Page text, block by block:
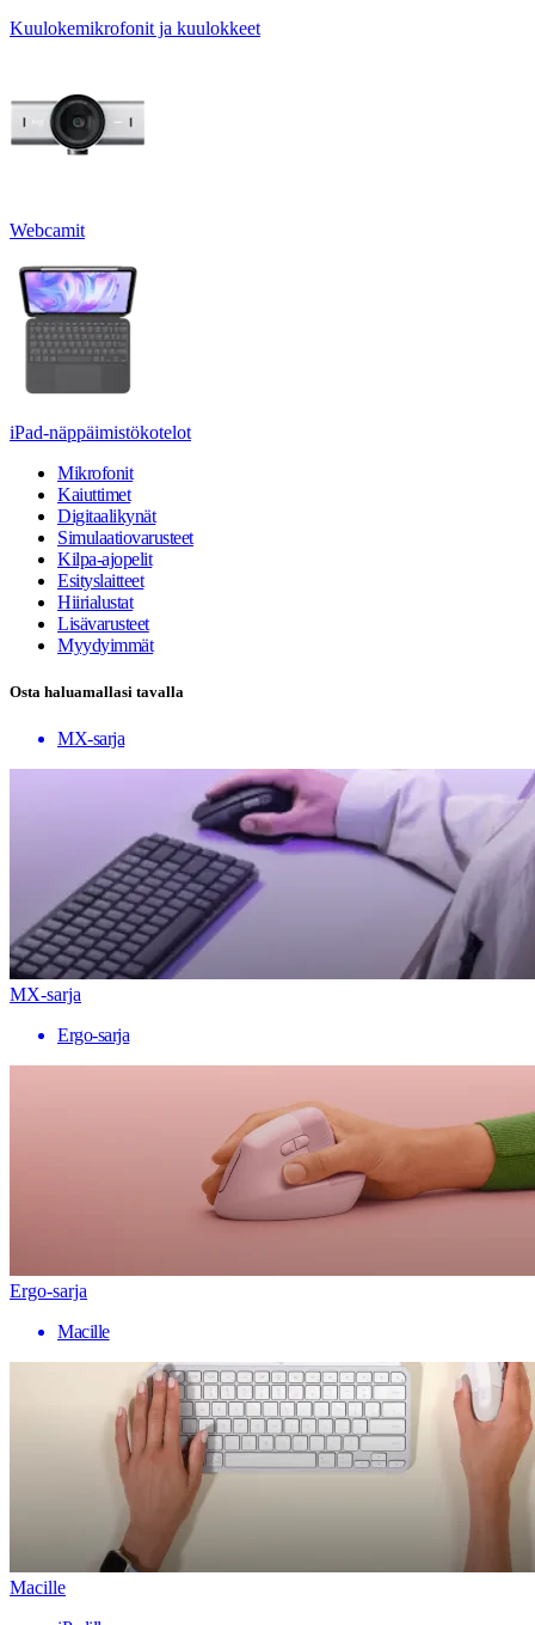
Kuulokemikrofonit ja kuulokkeet
Webcamit
iPad-näppäimistökotelot
Mikrofonit
Kaiuttimet
Digitaalikynät
Simulaatiovarusteet
Kilpa-ajopelit
Esityslaitteet
Hiirialustat
Lisävarusteet
Myydyimmät
Osta haluamallasi tavalla
MX-sarja
MX-sarja
Ergo-sarja
Ergo-sarja
Macille
Macille